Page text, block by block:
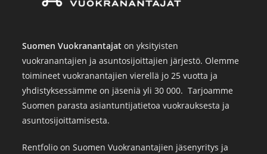
Suomen Vuokranantajat on yksityisten
vuokranantajien ja asuntosijoittajien järjestö. Olemme
toimineet vuokranantajien vierellä jo 25 vuotta ja
yhdistyksessämme on jäseniä yli 30 000. Tarjoamme
Suomen parasta asiantuntijatietoa vuokrauksesta ja
asuntosijoittamisesta.
Rentfolio on Suomen Vuokranantajien jäsenyritys ja